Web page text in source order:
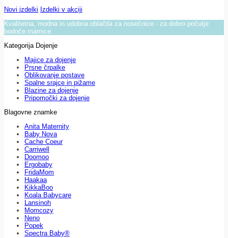
Novi izdelki Izdelki v akciji
Kvalitetna, modna in udobna oblačila za nosečnice - za dobro počutje
bodoče mamice.
Kategorija Dojenje
Majice za dojenje
Prsne črpalke
Oblikovanje postave
Spalne srajce in pižame
Blazine za dojenje
Pripomočki za dojenje
Blagovne znamke
Anita Maternity
Baby Nova
Cache Coeur
Carriwell
Doomoo
Ergobaby
FridaMom
Haakaa
KikkaBoo
Koala Babycare
Lansinoh
Momcozy
Neno
Popek
Spectra Baby®